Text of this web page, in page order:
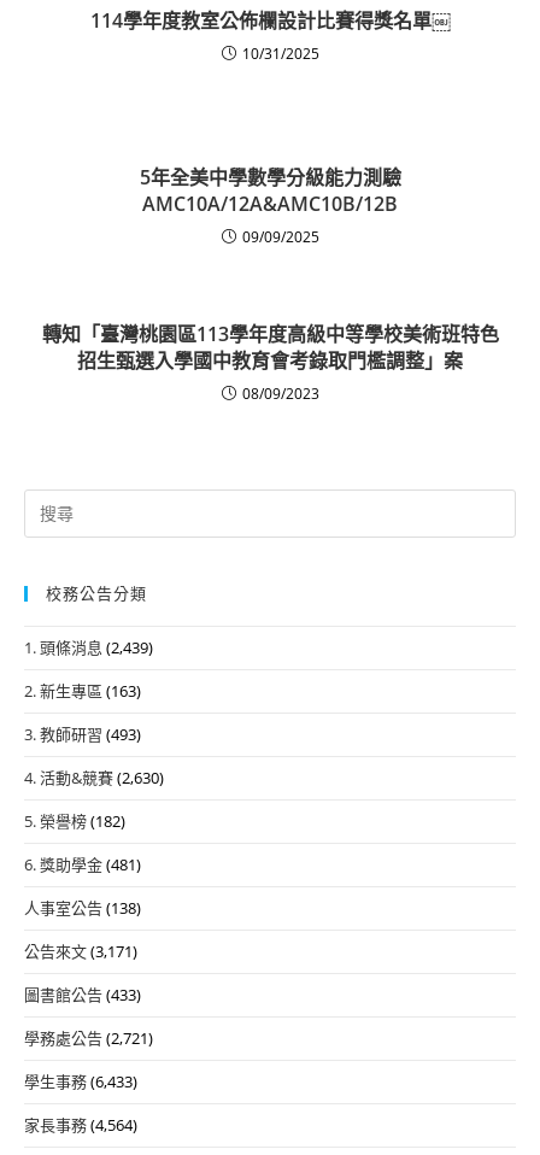
114學年度教室公佈欄設計比賽得獎名單￼
10/31/2025
5年全美中學數學分級能力測驗
AMC10A/12A&AMC10B/12B
09/09/2025
轉知「臺灣桃園區113學年度高級中等學校美術班特色
招生甄選入學國中教育會考錄取門檻調整」案
08/09/2023
Search
for:
校務公告分類
1. 頭條消息 (2,439)
2. 新生專區 (163)
3. 教師研習 (493)
4. 活動&競賽(2,630)
5. 榮譽榜(182)
6. 獎助學金(481)
人事室公告(138)
公告來文(3,171)
圖書館公告(433)
學務處公告(2,721)
學生事務(6,433)
家長事務(4,564)